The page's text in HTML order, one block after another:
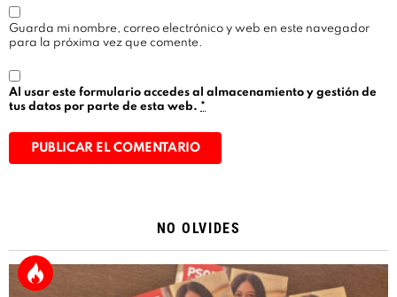
Guarda mi nombre, correo electrónico y web en este navegador
para la próxima vez que comente.
Al usar este formulario accedes al almacenamiento y gestión de
tus datos por parte de esta web. *
NO OLVIDES